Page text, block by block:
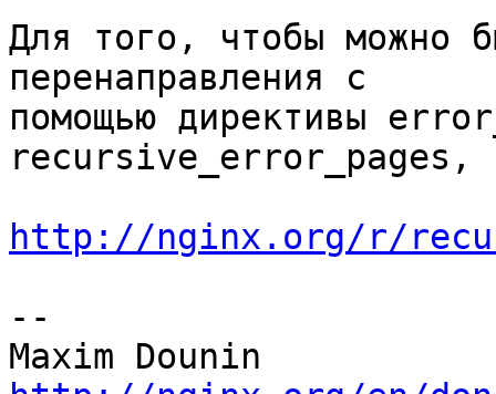
Для того, чтобы можно
перенаправления с
помощью директивы
recursive_error_pages,
http://nginx.org/r/
--